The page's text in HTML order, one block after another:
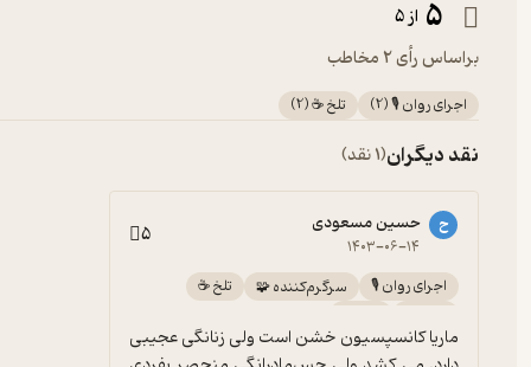
·
کتاب صوتی یک روز قشنگ بارانی نشر نوین کتاب
5 از 5
براساس رأی 2 مخاطب
اجرای روان 🎙️(
2
) تلخ ☕️(
2
)
نقد دیگران(1 نقد)
ح حسین مسعودی
۱۴۰۳-۰۶-۱۴ 5
اجرای روان 🎙️ سرگرم‌کننده 🧩
تلخ ☕️